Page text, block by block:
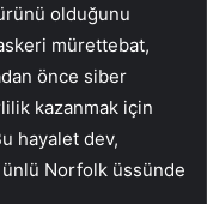
olduğunu
mürettebat,
önce siber
kazanmak için
hayalet dev,
Norfolk üssünde